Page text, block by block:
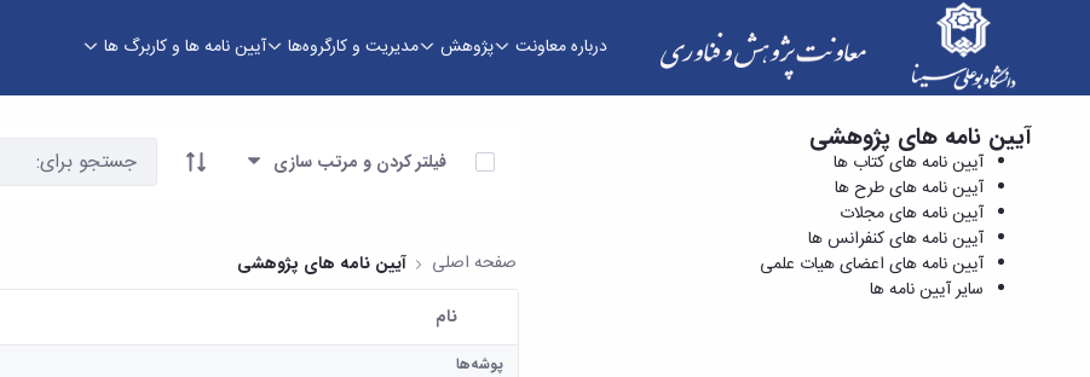
درباره معاونت پژوهش مدیریت و کارگروه‌ها آیین نامه ها و کاربرگ ها
آیین نامه های کنفرانس ها - معاونت پژوهش و فناوری
آیین نامه های پژوهشی
آیین نامه های کتاب ها
آیین نامه های طرح ها
آیین نامه های مجلات
آیین نامه های کنفرانس ها
آیین نامه های اعضای هیات علمی
سایر آیین نامه ها
آیتم ها را انتخاب کنید
فیلتر کردن و مرتب سازی
صفحه اصلی آیین نامه های پژوهشی
کاربر انتخاب شده
نام
پوشه‌ها